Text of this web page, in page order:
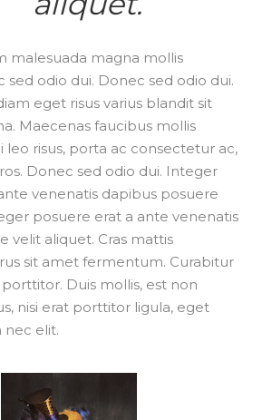
malesuada magna mollis
sed odio dui. Donec sed odio dui.
eget risus varius blandit sit
Maecenas faucibus mollis
risus, porta ac consectetur ac,
Donec sed odio dui. Integer
venenatis dapibus posuere
posuere erat a ante venenatis
velit aliquet. Cras mattis
sit amet fermentum. Curabitur
Duis mollis, est non
nisi erat porttitor ligula, eget
nec elit.